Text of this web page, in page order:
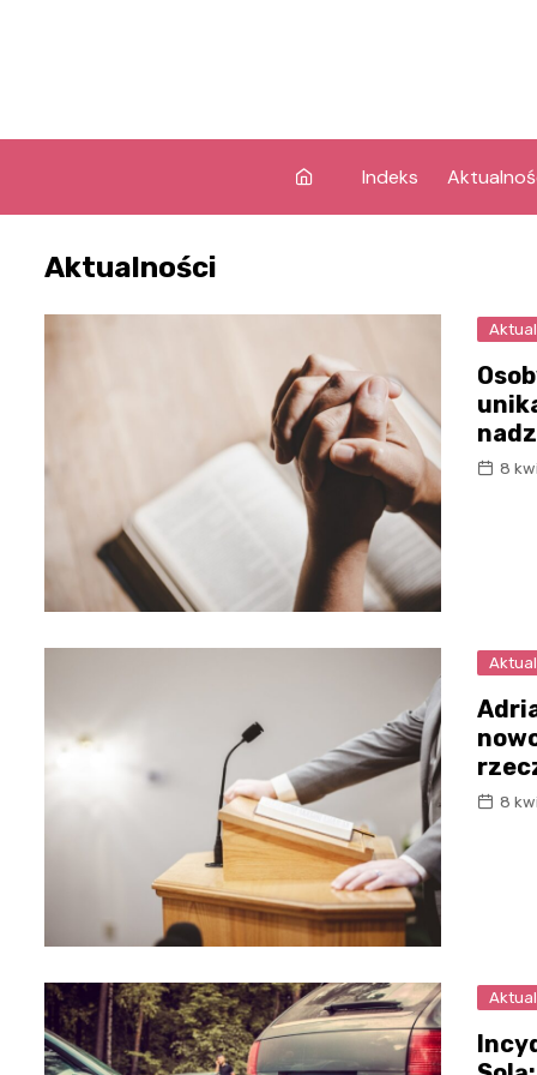
Indeks
Aktualności
8
8